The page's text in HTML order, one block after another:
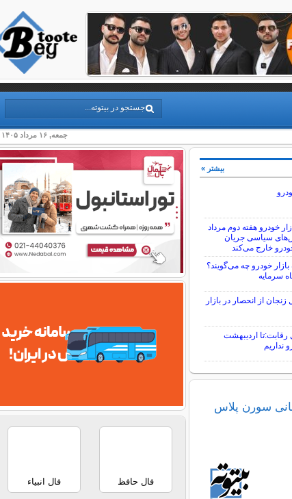
جمعه, ۱۶ مرداد ۱۴۰۵
خودرو هفته دوم مرداد
تنش‌های سیاسی جریان
خارج می‌کند
بازار خودرو چه می‌گویند؟
سرمایه
زنجان از انحصار در بازار
اردیبهشت
نداریم
بیشتر »
فال حافظ فال انبیاء